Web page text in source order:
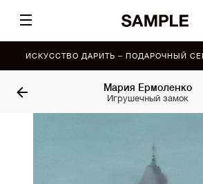
ИСКУССТВО ДАРИТЬ – ПОДАРОЧНЫЙ
Мария Ермоленко
Игрушечный замок